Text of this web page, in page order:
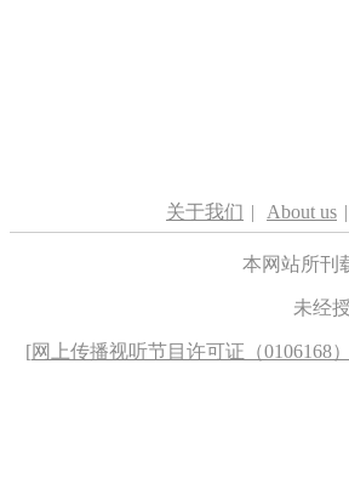
关于我们 | About us |
本网站所刊
未经
[网上传播视听节目许可证（0106168）